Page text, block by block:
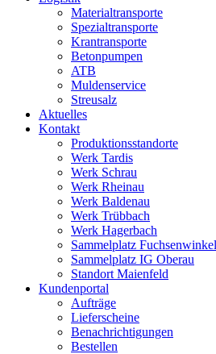
Materialtransporte
Spezialtransporte
Krantransporte
Betonpumpen
ATB
Muldenservice
Streusalz
Aktuelles
Kontakt
Produktionsstandorte
Werk Tardis
Werk Schrau
Werk Rheinau
Werk Baldenau
Werk Trübbach
Werk Hagerbach
Sammelplatz Fuchsenwinkel
Sammelplatz IG Oberau
Standort Maienfeld
Kundenportal
Aufträge
Lieferscheine
Benachrichtigungen
Bestellen